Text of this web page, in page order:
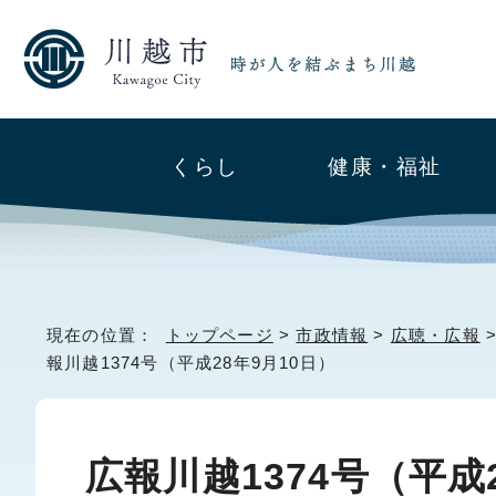
くらし 健康・福祉
現在の位置： トップページ >市政情報 > 広聴・広報
報川越1374号（平成28年9月10日）
広報川越1374号（平